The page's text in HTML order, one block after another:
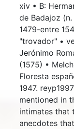
xiv • B:
de Badajoz
1479-entre
"trovador" •
Jerónimo
(1575) •
Floresta
1947.
mentioned in
intimates that
anecdotes